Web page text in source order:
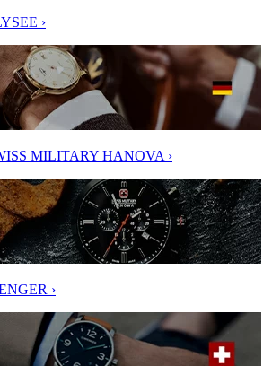
›
MILITARY HANOVA ›
›